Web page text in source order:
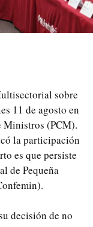
sobre
11 de agosto en
Ministros (PCM).
la participación
es que persiste
de Pequeña
decisión de no